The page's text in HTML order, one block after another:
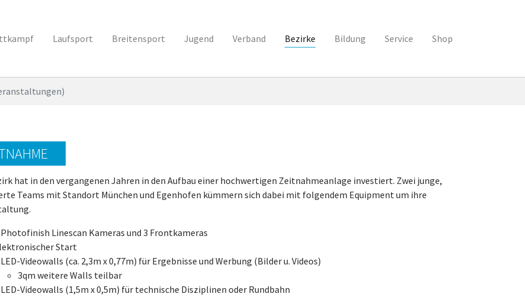
Laufsport Breitensport Jugend Verband Bezirke Bildung Service Shop
hat in den vergangenen Jahren in den Aufbau einer hochwertigen Zeitnahmeanlage investiert. Zwei junge,
Teams mit Standort München und Egenhofen kümmern sich dabei mit folgendem Equipment um ihre
Linescan Kameras und 3 Frontkameras
Start
Videowalls (ca. 2,3m x 0,77m) für Ergebnisse und Werbung (Bilder u. Videos)
3qm weitere Walls teilbar
LED-Videowalls (1,5m x 0,5m) für technische Disziplinen oder Rundbahn